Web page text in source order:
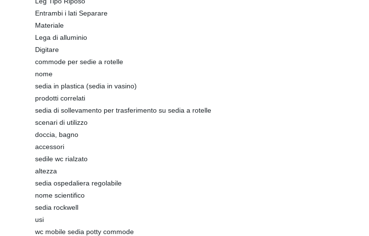
Entrambi i lati Separare
Materiale
Lega di alluminio
Digitare
commode per sedie a rotelle
nome
sedia in plastica (sedia in vasino)
prodotti correlati
sedia di sollevamento per trasferimento su sedia a rotelle
scenari di utilizzo
doccia, bagno
accessori
sedile wc rialzato
altezza
sedia ospedaliera regolabile
nome scientifico
sedia rockwell
usi
wc mobile sedia potty commode